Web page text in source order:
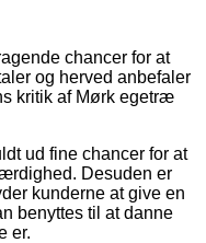
chancer for at
og herved anbefaler
kritik af Mørk egetræ
ud fine chancer for at
Desuden er
kunderne at give en
benyttes til at danne
er.